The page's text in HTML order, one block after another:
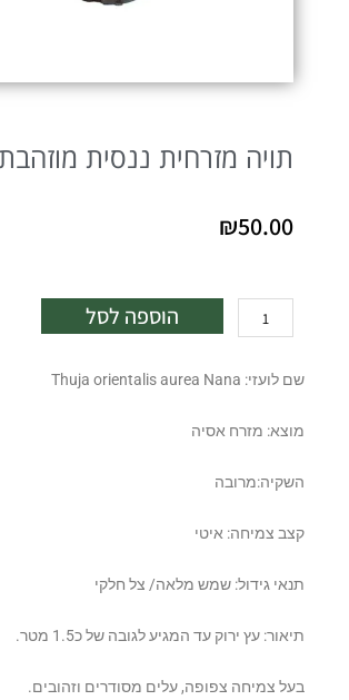
תויה מזרחית ננסית מוזהבת 10
₪50.00
של
מזרחית
מוזהבת
ליטר
הוספה לסל
שם לועזי: Thuja orientalis aurea Nana
מוצא: מזרח אסיה
השקיה:מרובה
קצב צמיחה: איטי
תנאי גידול: שמש מלאה/ צל חלקי
תיאור: עץ ירוק עד המגיע לגובה של כ1.5 מטר.
בעל צמיחה צפופה, עלים מסודרים וזהובים.